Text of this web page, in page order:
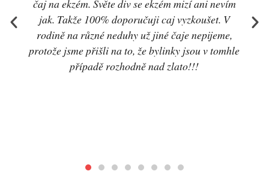
na ekzém. Světe div se ekzém mizí ani nevím
jak. Takže 100% doporučuji caj vyzkoušet. V
na různé neduhy už jiné čaje nepijeme,
jsme přišli na to, že bylinky jsou v tomhle
případě rozhodně nad zlato!!!